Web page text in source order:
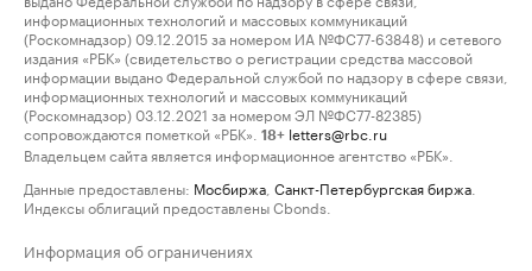
информационных технологий и массовых коммуникаций
(Роскомнадзор) 09.12.2015 за номером ИА №ФС77-63848) и сетевого
издания «РБК» (свидетельство о регистрации средства массовой
информации выдано Федеральной службой по надзору в сфере связи,
информационных технологий и массовых коммуникаций
(Роскомнадзор) 03.12.2021 за номером ЭЛ №ФС77-82385)
сопровождаются пометкой «РБК».
18+ letters@rbc.ru
Владельцем сайта является информационное агентство «РБК».
Данные предоставлены: Мосбиржа Санкт-Петербургская биржа
Индексы облигаций предоставлены Cbonds.
Информация об ограничениях